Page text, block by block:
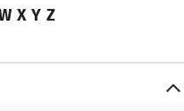
X Y Z